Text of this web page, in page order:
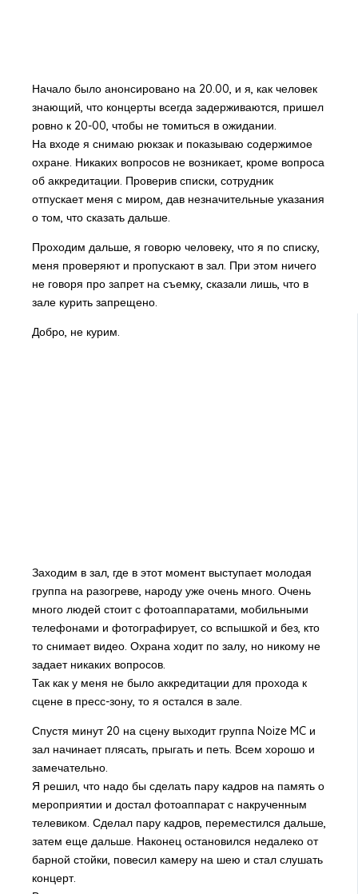
Начало было анонсировано на 20.00, и я, как человек
знающий, что концерты всегда задерживаются, пришел
ровно к 20-00, чтобы не томиться в ожидании.
На входе я снимаю рюкзак и показываю содержимое
охране. Никаких вопросов не возникает, кроме вопроса
об аккредитации. Проверив списки, сотрудник
отпускает меня с миром, дав незначительные указания
о том, что сказать дальше.
Проходим дальше, я говорю человеку, что я по списку,
меня проверяют и пропускают в зал. При этом ничего
не говоря про запрет на съемку, сказали лишь, что в
зале курить запрещено.
Добро, не курим.
Заходим в зал, где в этот момент выступает молодая
группа на разогреве, народу уже очень много. Очень
много людей стоит с фотоаппаратами, мобильными
телефонами и фотографирует, со вспышкой и без, кто
то снимает видео. Охрана ходит по залу, но никому не
задает никаких вопросов.
Так как у меня не было аккредитации для прохода к
сцене в пресс-зону, то я остался в зале.
Спустя минут 20 на сцену выходит группа Noize MC и
зал начинает плясать, прыгать и петь. Всем хорошо и
замечательно.
Я решил, что надо бы сделать пару кадров на память о
мероприятии и достал фотоаппарат с накрученным
телевиком. Сделал пару кадров, переместился дальше,
затем еще дальше. Наконец остановился недалеко от
барной стойки, повесил камеру на шею и стал слушать
концерт.